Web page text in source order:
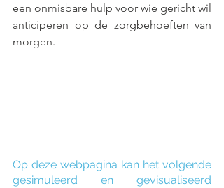
een onmisbare hulp voor wie gericht wil
anticiperen op de zorgbehoeften van
morgen.
Op deze webpagina kan het volgende
gesimuleerd en gevisualiseerd